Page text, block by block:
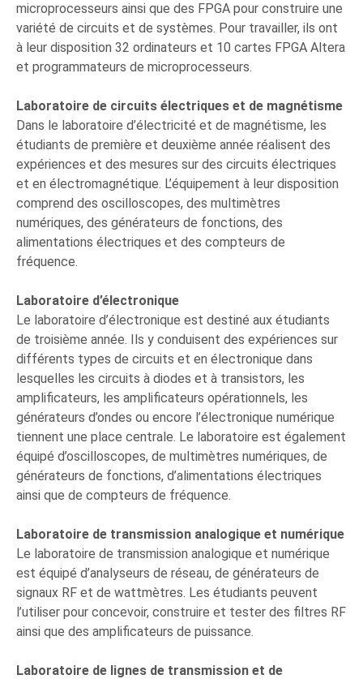
microprocesseurs ainsi que des FPGA pour construire une
variété de circuits et de systèmes. Pour travailler, ils ont
à leur disposition 32 ordinateurs et 10 cartes FPGA Altera
et programmateurs de microprocesseurs.
Laboratoire de circuits électriques et de magnétisme
Dans le laboratoire d’électricité et de magnétisme, les
étudiants de première et deuxième année réalisent des
expériences et des mesures sur des circuits électriques
et en électromagnétique. L’équipement à leur disposition
comprend des oscilloscopes, des multimètres
numériques, des générateurs de fonctions, des
alimentations électriques et des compteurs de
fréquence.
Laboratoire d’électronique
Le laboratoire d’électronique est destiné aux étudiants
de troisième année. Ils y conduisent des expériences sur
différents types de circuits et en électronique dans
lesquelles les circuits à diodes et à transistors, les
amplificateurs, les amplificateurs opérationnels, les
générateurs d’ondes ou encore l’électronique numérique
tiennent une place centrale. Le laboratoire est également
équipé d’oscilloscopes, de multimètres numériques, de
générateurs de fonctions, d’alimentations électriques
ainsi que de compteurs de fréquence.
Laboratoire de transmission analogique et numérique
Le laboratoire de transmission analogique et numérique
est équipé d’analyseurs de réseau, de générateurs de
signaux RF et de wattmètres. Les étudiants peuvent
l’utiliser pour concevoir, construire et tester des filtres RF
ainsi que des amplificateurs de puissance.
Laboratoire de lignes de transmission et de